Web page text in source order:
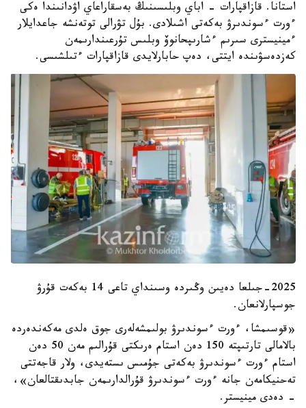
استانا. قازاقپارات - اباي وبلىسىنىڭ بەسقاراعاي اۋدانىندا ەكى
ءورت ءسوندىرۋ بەكەتى اشىلادى. بۇل تۋرالى توتەنشە جاعدايلار
ءمينيسترى سىرىم ءشارىپحانوۆ وبلىس تۇرعىندارىمەن
كەزدەسۋىندە ايتتى، دەپ حابارلايدى قازاقپارات ءتىلشىسى.
2025-جىلعا دەيىن وڭىردە وسىنداي تاعى 14 بەكەت قۇرۋ
جوسپارلانعان.
«قوسىمشا، ءورت ءسوندىرۋ بولىمشەلەرى جوق ەلدى مەكەندەردە
بالامالى تارتىپتە 150 دەن استام ەرىكتى قۇرالىم مەن 50 دەن
استام ءورت ءسوندىرۋ بەكەتى جۇمىس ىستەيدى، ولار قاجەتتى
تەحنيكامەن جانە ءورت ءسوندىرۋ قۇرالدارىمەن جابدىقتالعان»،
- دەدى مينيستر.